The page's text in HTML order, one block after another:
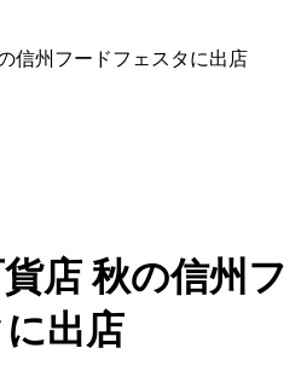
信州フードフェスタに出店
店 秋の信州フ
出店